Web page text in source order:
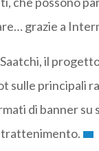
grazie a
il
sulle principali
di banner su